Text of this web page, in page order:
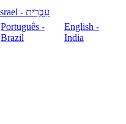
עִבְרִית - Israel
Português -
Brazil
English -
India